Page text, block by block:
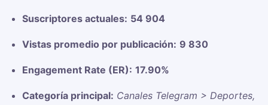
Suscriptores actuales: 54 904
Vistas promedio por publicación: 9 830
Engagement Rate (ER): 17.90%
Categoría principal: Canales Telegram > Deportes,